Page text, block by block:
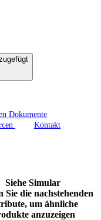
Dokumente
Kontakt
Siehe Simular
Sie die nachstehenden
um ähnliche
anzuzeigen